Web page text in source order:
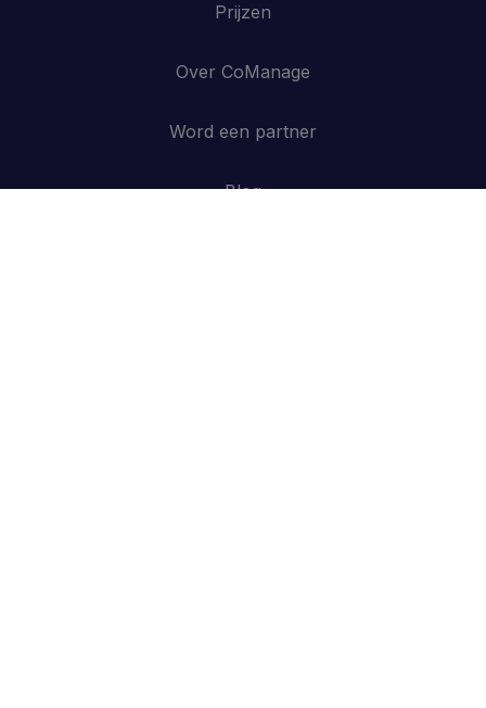
Prijzen
Over CoManage
Word een partner
Blog